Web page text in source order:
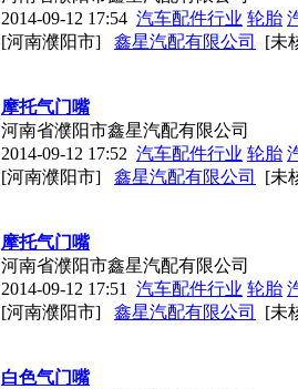
2014-09-12 17:54 汽车配件行业 轮胎
[河南濮阳市]
鑫星汽配有限公司 [未
摩托气门嘴
河南省濮阳市鑫星汽配有限公司
2014-09-12 17:52 汽车配件行业 轮胎
[河南濮阳市]
鑫星汽配有限公司 [未
摩托气门嘴
河南省濮阳市鑫星汽配有限公司
2014-09-12 17:51 汽车配件行业 轮胎
[河南濮阳市]
鑫星汽配有限公司 [未
白色气门嘴